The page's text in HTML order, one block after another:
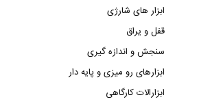
ابزار های شارژی
قفل و یراق
سنجش و اندازه گیری
ابزارهای رو میزی و پایه دار
ابزارالات کارگاهی